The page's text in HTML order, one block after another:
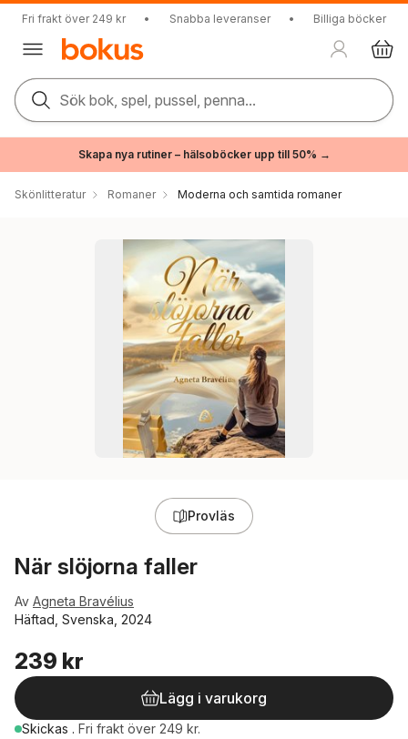
Fri frakt över 249 kr • Snabba leveranser • Billiga böcker
Sök bok, spel, pussel, penna...
Skapa nya rutiner – hälsoböcker upp till 50% →
Skönlitteratur Romaner Moderna och samtida romaner
Provläs
När slöjorna faller
Av Agneta Bravélius
Häftad, Svenska, 2024
239 kr
Lägg i varukorg
Skickas . Fri frakt över 249 kr.